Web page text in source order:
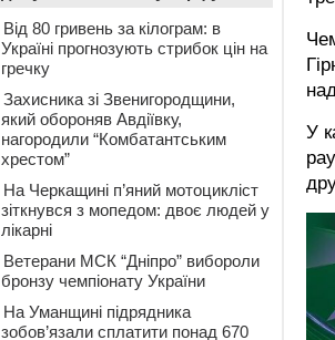
У
Від 80 гривень за кілограм: в
Україні прогнозують стрибок цін на
гречку
Захисника зі Звенигородщини,
який обороняв Авдіївку,
нагородили “Комбатантським
хрестом”
На Черкащині п’яний мотоцикліст
зіткнувся з мопедом: двоє людей у
лікарні
Ветерани МСК “Дніпро” вибороли
бронзу чемпіонату України
На Уманщині підрядника
зобов’язали сплатити понад 670